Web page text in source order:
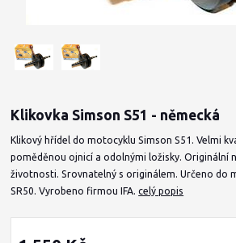
Klikovka Simson S51 - německá
Klikový hřídel do motocyklu Simson S51. Velmi
poměděnou ojnicí a odolnými ložisky. Originální
životnosti. Srovnatelný s originálem. Určeno do
SR50. Vyrobeno firmou IFA.celý popis